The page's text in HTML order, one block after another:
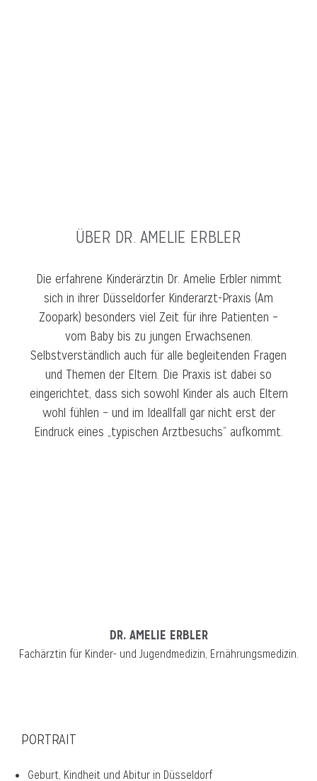
ÜBER DR. AMELIE ERBLER
Die erfahrene Kinderärztin Dr. Amelie Erbler nimmt
sich in ihrer Düsseldorfer Kinderarzt-Praxis (Am
Zoopark) besonders viel Zeit für ihre Patienten –
vom Baby bis zu jungen Erwachsenen.
Selbstverständlich auch für alle begleitenden Fragen
und Themen der Eltern. Die Praxis ist dabei so
eingerichtet, dass sich sowohl Kinder als auch Eltern
wohl fühlen – und im Ideallfall gar nicht erst der
Eindruck eines „typischen Arztbesuchs“ aufkommt.
DR. AMELIE ERBLER
Fachärztin für Kinder- und Jugendmedizin, Ernährungsmedizin.
PORTRAIT
Geburt, Kindheit und Abitur in Düsseldorf